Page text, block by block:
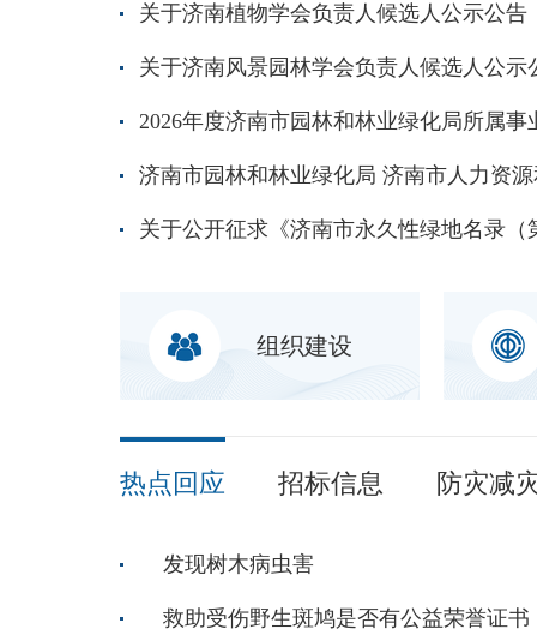
关于济南植物学会负责人候选人公示公告
关于济南风景园林学会负责人候选人公示
组织建设
热点回应 招标信息 防灾减
发现树木病虫害
救助受伤野生斑鸠是否有公益荣誉证书